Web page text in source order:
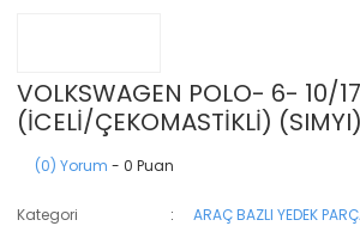
VOLKSWAGEN POLO- 6- 10/
(İCELİ/ÇEKOMASTİKLİ)
(0) Yorum - 0 Puan
Kategori
ARAÇ BAZLI YEDEK